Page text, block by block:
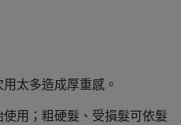
太多造成厚重感。
用；粗硬髮、受損髮可依髮